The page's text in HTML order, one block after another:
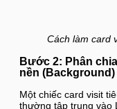
Cách làm card
Bước 2: Phân
nền (Background)
Một chiếc card visit
thường tập trung vào